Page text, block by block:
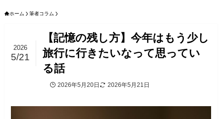
ホーム 筆者コラム
【記憶の残し方】今年はもう少し
旅行に行きたいなって思ってい
る話
2026
5/21
2026年5月20日 2026年5月21日